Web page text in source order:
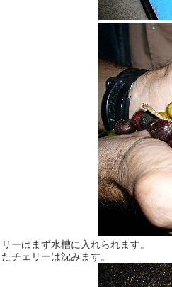
ーはまず水槽に入れられます。
チェリーは沈みます。